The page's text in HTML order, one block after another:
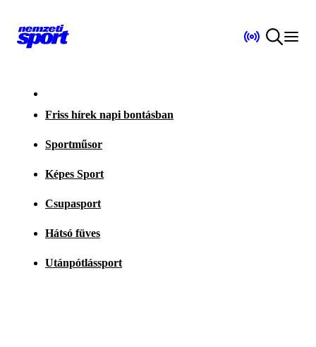
Friss hírek napi bontásban
Sportműsor
Képes Sport
Csupasport
Hátsó füves
Utánpótlássport